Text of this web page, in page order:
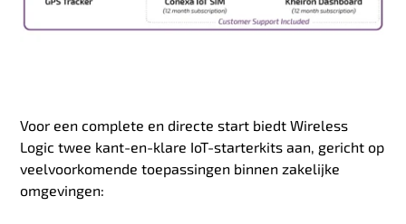
Voor een complete en directe start biedt Wireless
Logic twee kant-en-klare IoT-starterkits aan, gericht op
veelvoorkomende toepassingen binnen zakelijke
omgevingen: